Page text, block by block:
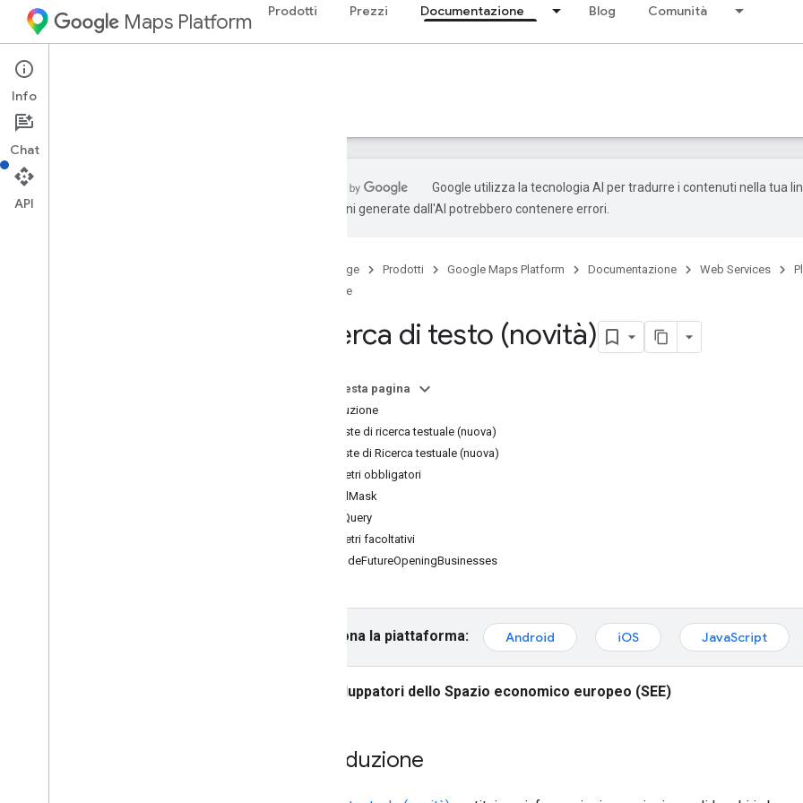
Maps Platform Prodotti Prezzi Documentazione Blog Comunità
Web Services
Guide
Google utilizza la tecnologia AI per tradurre i contenuti nella tua
traduzioni generate dall'AI potrebbero contenere errori.
Home page Prodotti Google Maps Platform Documentazione Web Services
Guide
Ricerca di testo (novità)
Su questa pagina
Introduzione
Richieste di ricerca testuale (nuova)
Risposte di Ricerca testuale (nuova)
Parametri obbligatori
FieldMask
textQuery
Parametri facoltativi
includeFutureOpeningBusinesses
Seleziona la piattaforma: Android iOS JavaScript
Sviluppatori dello Spazio economico europeo (SEE)
Introduzione
Info
Chat
API